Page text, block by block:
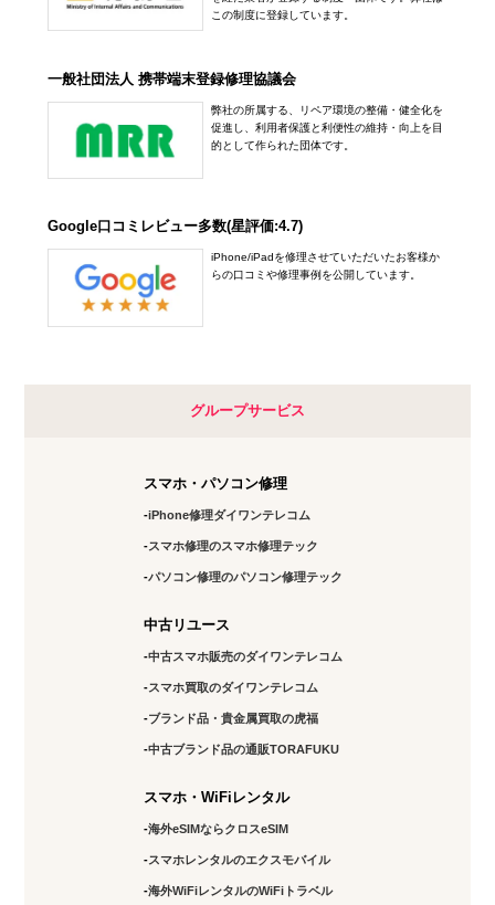
この制度に登録しています。
一般社団法人 携帯端末登録修理協議会
弊社の所属する、リペア環境の整備・健全化を
促進し、利用者保護と利便性の維持・向上を目
的として作られた団体です。
Google口コミレビュー多数(星評価:4.7)
iPhone/iPadを修理させていただいたお客様か
らの口コミや修理事例を公開しています。
グループサービス
スマホ・パソコン修理
iPhone修理ダイワンテレコム
スマホ修理のスマホ修理テック
パソコン修理のパソコン修理テック
中古リユース
中古スマホ販売のダイワンテレコム
スマホ買取のダイワンテレコム
ブランド品・貴金属買取の虎福
中古ブランド品の通販TORAFUKU
スマホ・WiFiレンタル
海外eSIMならクロスeSIM
スマホレンタルのエクスモバイル
海外WiFiレンタルのWiFiトラベル